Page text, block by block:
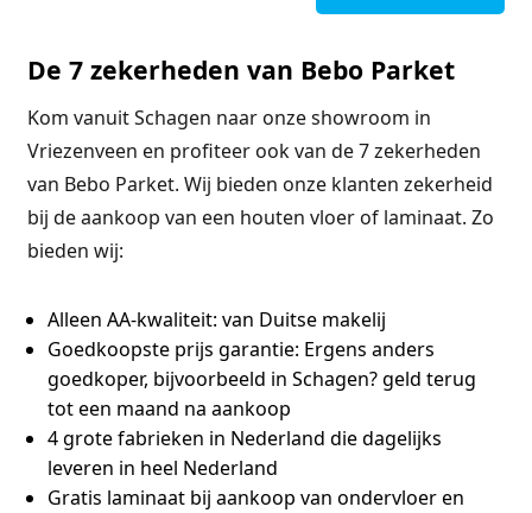
De 7 zekerheden van Bebo Parket
Kom vanuit Schagen naar onze showroom in
Vriezenveen en profiteer ook van de 7 zekerheden
van Bebo Parket. Wij bieden onze klanten zekerheid
bij de aankoop van een houten vloer of laminaat. Zo
bieden wij:
Alleen AA-kwaliteit: van Duitse makelij
Goedkoopste prijs garantie: Ergens anders
goedkoper, bijvoorbeeld in Schagen? geld terug
tot een maand na aankoop
4 grote fabrieken in Nederland die dagelijks
leveren in heel Nederland
Gratis laminaat bij aankoop van ondervloer en